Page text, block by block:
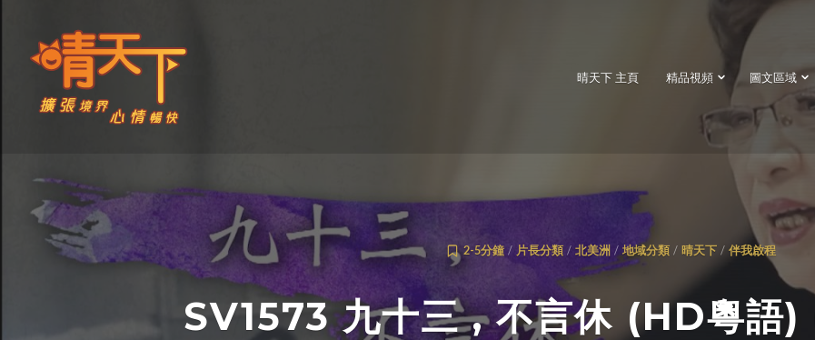
content
晴天下 主頁 精品視頻 圖文區域
2-5分鐘 / 片長分類 / 北美洲 / 地域分類 / 晴天下 / 伴我啟程
SV1573 九十三 , 不言休 (HD粵語)